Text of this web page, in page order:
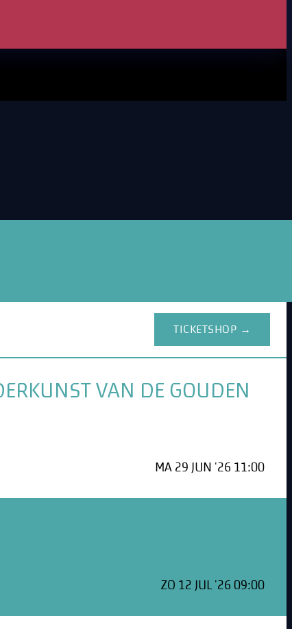
TICKETSHOP →
VAN DE GOUDEN
MA 29 JUN '26 11:00
ZO 12 JUL '26 09:00